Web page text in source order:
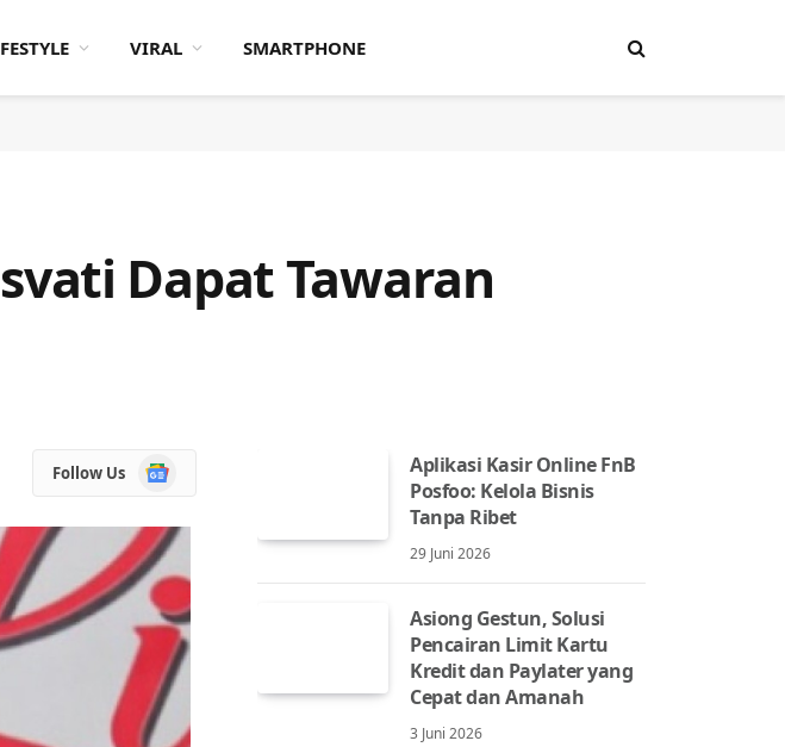
VIRAL SMARTPHONE
Dapat Tawaran
Follow Us
Google
News
Aplikasi Kasir Online FnB
Posfoo: Kelola Bisnis
Tanpa Ribet
29 Juni 2026
Asiong Gestun, Solusi
Pencairan Limit Kartu
Kredit dan Paylater yang
Cepat dan Amanah
3 Juni 2026